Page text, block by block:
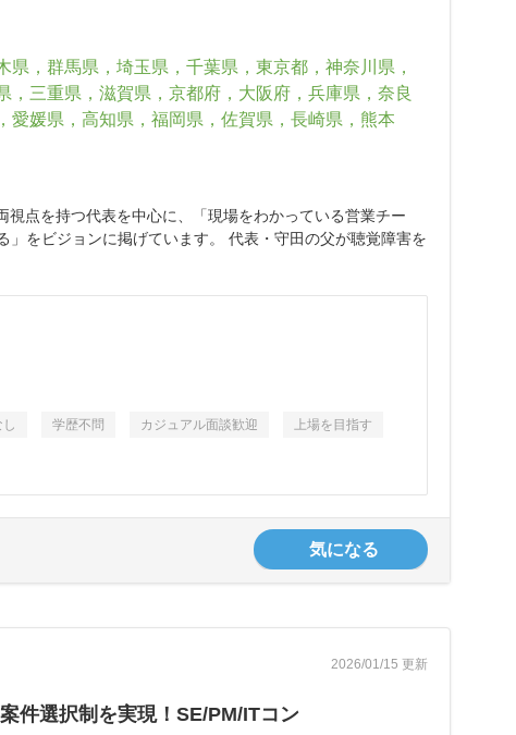
，群馬県，埼玉県，千葉県，東京都，神奈川県，
三重県，滋賀県，京都府，大阪府，兵庫県，奈良
媛県，高知県，福岡県，佐賀県，長崎県，熊本
点を持つ代表を中心に、「現場をわかっている営業チー
をビジョンに掲げています。 代表・守田の父が聴覚障害を
学歴不問 カジュアル面談歓迎 上場を目指す
気になる
2026/01/15 更新
件選択制を実現！SE/PM/ITコン